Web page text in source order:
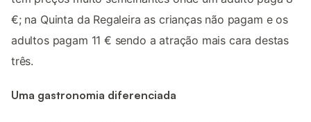
€; na Quinta da Regaleira as crianças não pagam e os
adultos pagam 11 € sendo a atração mais cara destas
três.
Uma gastronomia diferenciada